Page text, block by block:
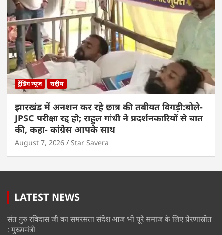
ट्रेंडिंग न्यूज राष्ट्रीय
झारखंड में अनशन कर रहे छात्र की तबीयत बिगड़ी:बोले-
JPSC परीक्षा रद्द हो; राहुल गांधी ने प्रदर्शनकारियों से बात
की, कहा- कांग्रेस आपके साथ
August 7, 2026 Star Savera
LATEST NEWS
संत गुरु रविदास जी का समरसता संदेश आज भी पूरे समाज के लिए प्रेरणास्रोत
: मुख्यमंत्री